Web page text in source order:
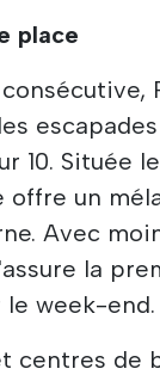
place
10. Située
offre un
Avec
la
le week-end.
centres